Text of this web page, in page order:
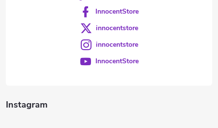
Instagram
InnocentStore
innocentstore
innocentstore
InnocentStore